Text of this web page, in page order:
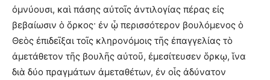
ὀμνύουσι, καὶ πάσης αὐτοῖς ἀντιλογίας πέρας εἰς
βεβαίωσιν ὁ ὅρκος· ἐν ᾧ περισσότερον βουλόμενος ὁ
Θεὸς ἐπιδεῖξαι τοῖς κληρονόμοις τῆς ἐπαγγελίας τὸ
ἀμετάθετον τῆς βουλῆς αὐτοῦ, ἐμεσίτευσεν ὅρκῳ, ἵνα
διὰ δύο πραγμάτων ἀμεταθέτων, ἐν οἷς ἀδύνατον